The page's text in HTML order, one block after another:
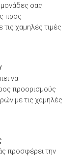
σας
προς
χαμηλές τιμές
να
προορισμούς
με τις χαμηλές
προσφέρει την